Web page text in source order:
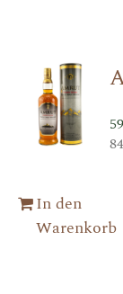
In den
Warenkorb